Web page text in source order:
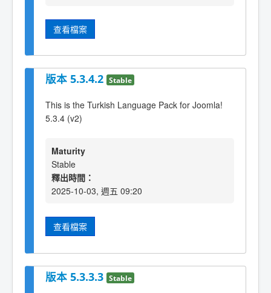
查看檔案
版本 5.3.4.2 Stable
This is the Turkish Language Pack for Joomla!
5.3.4 (v2)
Maturity
Stable
釋出時間：
2025-10-03, 週五 09:20
查看檔案
版本 5.3.3.3 Stable